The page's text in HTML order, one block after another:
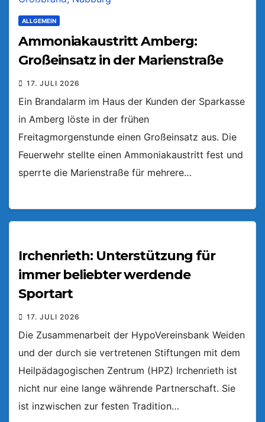
ALLGEMEIN
Ammoniakaustritt Amberg:
Großeinsatz in der Marienstraße
17. JULI 2026
Ein Brandalarm im Haus der Kunden der Sparkasse
in Amberg löste in der frühen
Freitagmorgenstunde einen Großeinsatz aus. Die
Feuerwehr stellte einen Ammoniakaustritt fest und
sperrte die Marienstraße für mehrere…
Irchenrieth: Unterstützung für
immer beliebter werdende
Sportart
17. JULI 2026
Die Zusammenarbeit der HypoVereinsbank Weiden
und der durch sie vertretenen Stiftungen mit dem
Heilpädagogischen Zentrum (HPZ) Irchenrieth ist
nicht nur eine lange währende Partnerschaft. Sie
ist inzwischen zur festen Tradition…